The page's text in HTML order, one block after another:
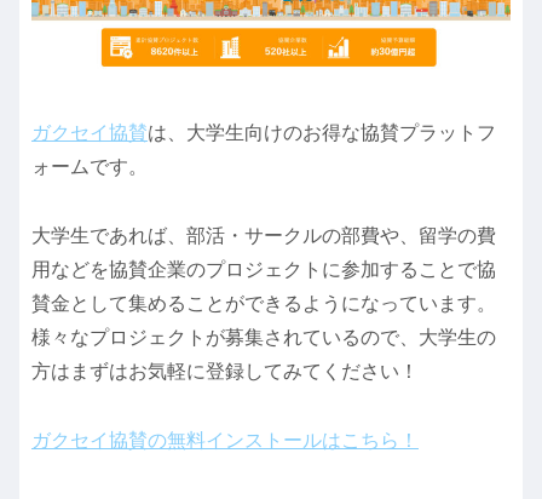
ガクセイ協賛は、大学生向けのお得な協賛プラットフ
ォームです。
大学生であれば、部活・サークルの部費や、留学の費
用などを協賛企業のプロジェクトに参加することで協
賛金として集めることができるようになっています。
様々なプロジェクトが募集されているので、大学生の
方はまずはお気軽に登録してみてください！
ガクセイ協賛の無料インストールはこちら！